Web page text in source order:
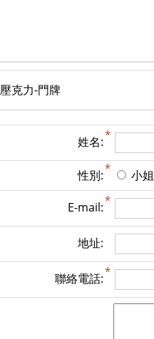
壓克力-門牌
姓名:
性別: 小姐
E-mail:
地址:
聯絡電話: